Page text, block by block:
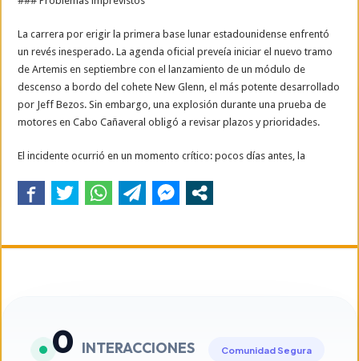
La carrera por erigir la primera base lunar estadounidense enfrentó
un revés inesperado. La agenda oficial preveía iniciar el nuevo tramo
de Artemis en septiembre con el lanzamiento de un módulo de
descenso a bordo del cohete New Glenn, el más potente desarrollado
por Jeff Bezos. Sin embargo, una explosión durante una prueba de
motores en Cabo Cañaveral obligó a revisar plazos y prioridades.
El incidente ocurrió en un momento crítico: pocos días antes, la
0 INTERACCIONES Comunidad Segura